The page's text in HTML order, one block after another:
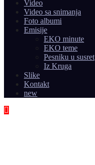
Video
Video sa snimanja
Foto albumi
Emisije
EKO minute
EKO teme
Pesniku u susret
Iz Kruga
Slike
Kontakt
new